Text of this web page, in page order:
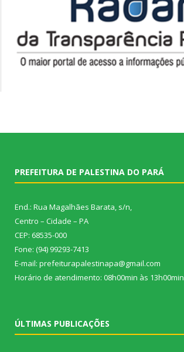
PREFEITURA DE PALESTINA DO PARÁ
End.: Rua Magalhães Barata, s/n,
Centro – Cidade – PA
CEP: 68535-000
Fone: (94) 99293-7413
E-mail: prefeiturapalestinapa@gmail.com
Horário de atendimento: 08h00min às 13h00min
ÚLTIMAS PUBLICAÇÕES